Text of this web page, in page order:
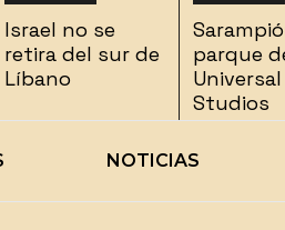
Israel no se
retira del sur de
Líbano
parque
Universal
Studios
NOTICIAS